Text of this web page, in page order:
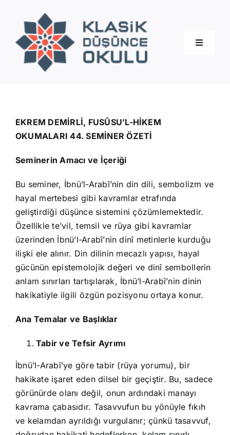
content
Toggle
Eğitimler
İletişim
EKREM DEMİRLİ, FUSÛSU’L-HİKEM
OKUMALARI 44. SEMİNER ÖZETİ
Seminerin Amacı ve İçeriği
Bu seminer, İbnü’l-Arabî’nin din dili, sembolizm ve
hayal mertebesi gibi kavramlar etrafında
geliştirdiği düşünce sistemini çözümlemektedir.
Özellikle te’vil, temsil ve rüya gibi kavramlar
üzerinden İbnü’l-Arabî’nin dinî metinlerle kurduğu
ilişki ele alınır. Din dilinin mecazlı yapısı, hayal
gücünün epistemolojik değeri ve dinî sembollerin
anlam sınırları tartışılarak, İbnü’l-Arabî’nin dinin
hakikatiyle ilgili özgün pozisyonu ortaya konur.
Ana Temalar ve Başlıklar
Tabir ve Tefsir Ayrımı
İbnü’l-Arabî’ye göre tabir (rüya yorumu), bir
hakikate işaret eden dilsel bir geçiştir. Bu, sadece
görünürde olanı değil, onun ardındaki manayı
kavrama çabasıdır. Tasavvufun bu yönüyle fıkıh
ve kelamdan ayrıldığı vurgulanır; çünkü tasavvuf,